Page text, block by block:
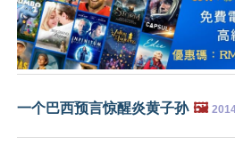
一个巴西预言惊醒炎黄子孙 🖼️